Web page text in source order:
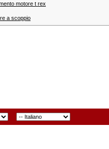
motore t rex
a scoppio